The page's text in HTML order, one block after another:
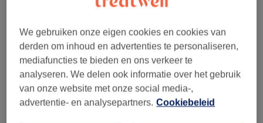
Prinsengracht is op loopafstand.
Wat wij leuk vinden aan de salon:
Sfeer:Mooi en prettige sfeer
Gespecialiseerd in:Knippen en baardtrimmen
De extra's:Gratis drankje
Go to venue
388 reviews
Hoofddorpplein, Amsterdam
Laat zien op de kaart
mannen - Krullen knippen
30 min
Kort overzicht salongegevens
We gebruiken onze eigen cookies en cookies van
derden om inhoud en advertenties te personaliseren,
mediafuncties te bieden en ons verkeer te
analyseren. We delen ook informatie over het gebruik
van onze website met onze social media-,
advertentie- en analysepartners. Cookiebeleid